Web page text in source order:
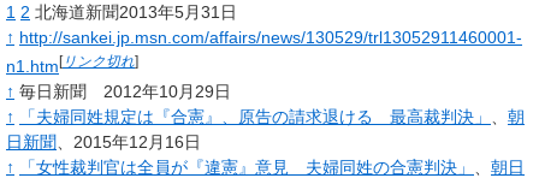
1 2 北海道新聞2013年5月31日
↑ http://sankei.jp.msn.com/affairs/news/130529/trl13052911460001-
n1.htm[リンク切れ]
↑ 毎日新聞 2012年10月29日
↑
「夫婦同姓規定は『合憲』、原告の請求退ける 最高裁判決」
朝
日新聞 、2015年12月16日
↑
「女性裁判官は全員が『違憲』意見 夫婦同姓の合憲判決」
朝日